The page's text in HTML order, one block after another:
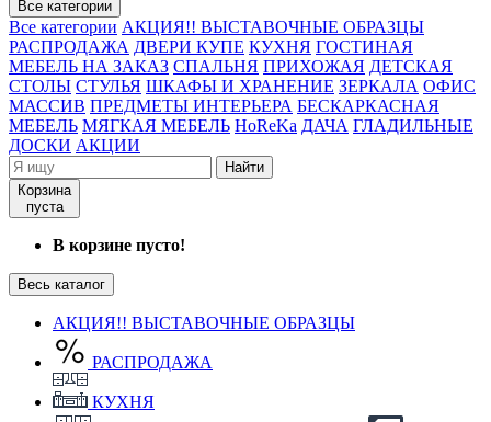
Все категории
Все категории АКЦИЯ!! ВЫСТАВОЧНЫЕ ОБРАЗЦЫ
РАСПРОДАЖА ДВЕРИ КУПЕ КУХНЯ ГОСТИНАЯ
МЕБЕЛЬ НА ЗАКАЗ СПАЛЬНЯ ПРИХОЖАЯ ДЕТСКАЯ
СТОЛЫ СТУЛЬЯ ШКАФЫ И ХРАНЕНИЕ ЗЕРКАЛА ОФИС
МАССИВ ПРЕДМЕТЫ ИНТЕРЬЕРА БЕСКАРКАСНАЯ
МЕБЕЛЬ МЯГКАЯ МЕБЕЛЬ HoReKa ДАЧА ГЛАДИЛЬНЫЕ
ДОСКИ АКЦИИ
Найти
Корзина
пуста
В корзине пусто!
Весь каталог
АКЦИЯ!! ВЫСТАВОЧНЫЕ ОБРАЗЦЫ
РАСПРОДАЖА
КУХНЯ